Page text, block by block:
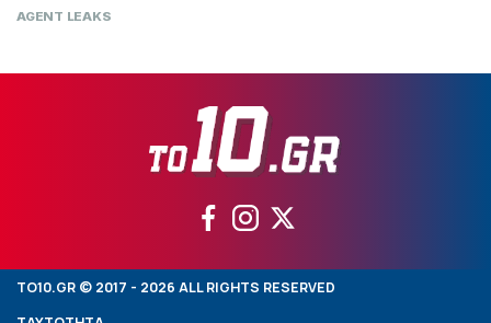
AGENT LEAKS
TO10.GR © 2017 - 2026 ALL RIGHTS RESERVED